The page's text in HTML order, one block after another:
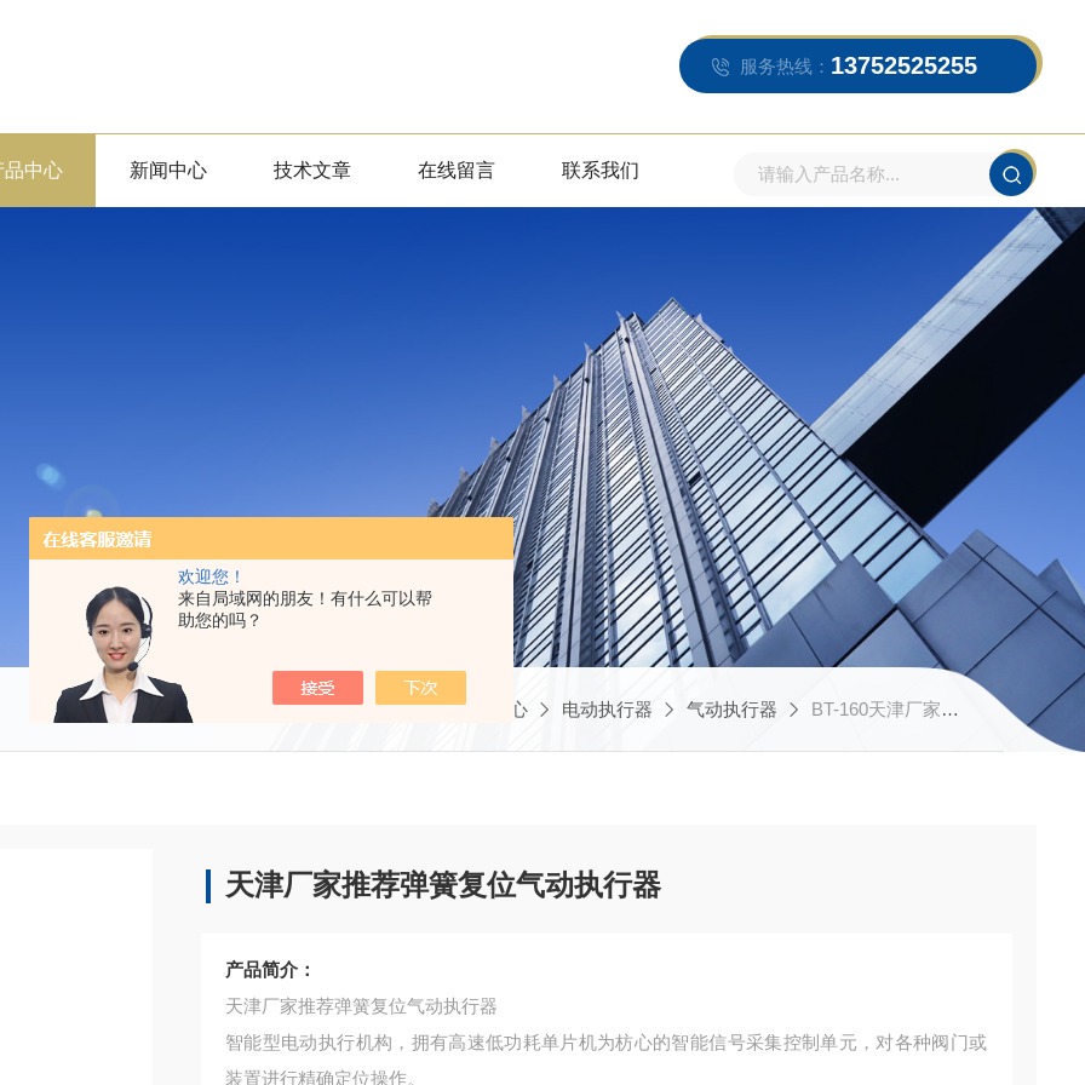
欢迎您！
来自局域网的朋友！有什么可以帮
助您的吗？
服务热线： 13752525255
品中心 新闻中心 技术文章 在线留言 联系我们
当前位置：首页 产品中心 电动执行器 气动执行器 BT-160天津厂家推荐弹簧复位气动执行器
天津厂家推荐弹簧复位气动执行器
产品简介：
天津厂家推荐弹簧复位气动执行器
智能型电动执行机构，拥有高速低功耗单片机为枋心的智能信号采集控制单元，对各种阀门或
装置进行精确定位操作。